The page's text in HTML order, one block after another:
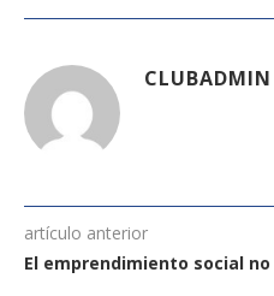
CLUBADMIN
artículo anterior
El emprendimiento social no